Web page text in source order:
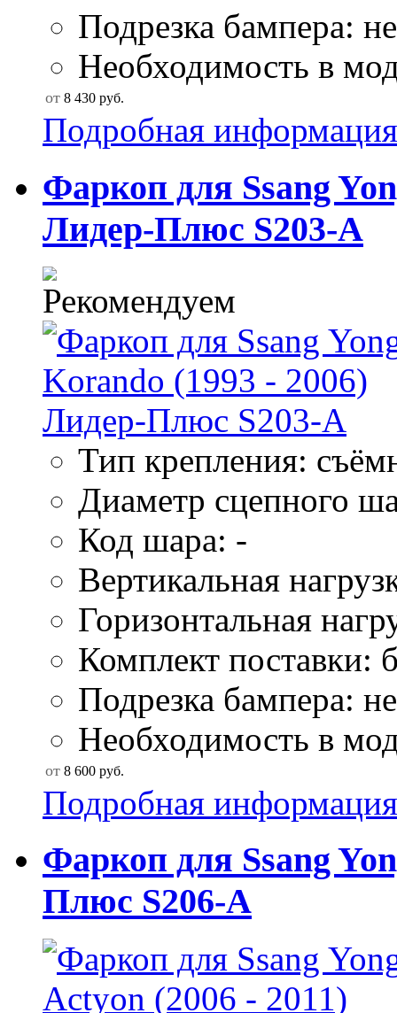
Подрезка бампера:
Необходимость в
от 8 430 руб.
Подробная информация
Фаркоп для Ssang
Лидер-Плюс S203-A
Тип крепления:
Диаметр сцепного
Код шара: -
Вертикальная
Горизонтальная
Комплект поставки:
Подрезка бампера:
Необходимость в
от 8 600 руб.
Подробная информация
Фаркоп для Ssang
Плюс S206-A